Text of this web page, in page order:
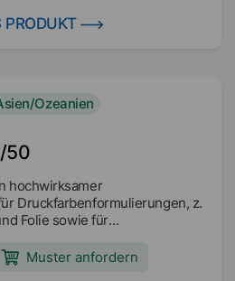
PRODUKT
50
Ozeanien
hochwirksamer
Druckfarbenformulierungen, z.
Folie sowie für
Schaumabbau, wenn es
Druckseite verwendet wird.
Muster anfordern